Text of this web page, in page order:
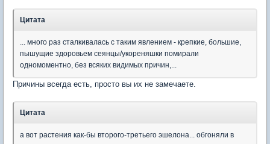
Цитата
... много раз сталкивалась с таким явлением - крепкие, большие,
пышущие здоровьем сеянцы/укореняшки помирали
одномоментно, без всяких видимых причин,...
Причины всегда есть, просто вы их не замечаете.
Цитата
а вот растения как-бы второго-третьего эшелона... обгоняли в